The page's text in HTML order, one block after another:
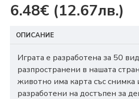
6.48€ (12.67лв.)
ОПИСАНИЕ
Играта е разработена за 50
разпространени в нашата
животно има карта със снимка
разработени на достъпен за